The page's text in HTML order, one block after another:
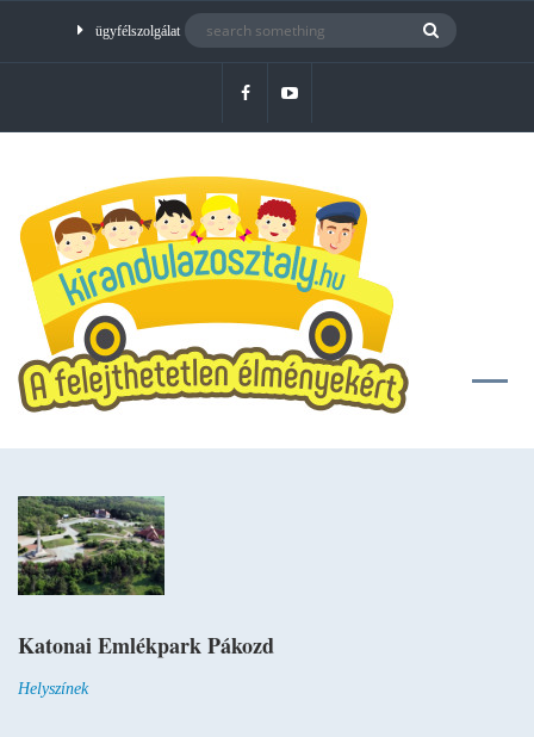
ügyfélszolgálat
Katonai Emlékpark Pákozd
Helyszínek